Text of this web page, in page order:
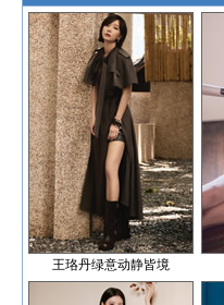
王珞丹绿意动静皆境